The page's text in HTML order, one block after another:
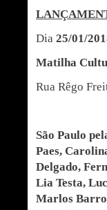
Dia 25/01/
Matilha
Rua Rêgo
São Paulo
Paes,
Delgado,
Lia Testa,
Marlos